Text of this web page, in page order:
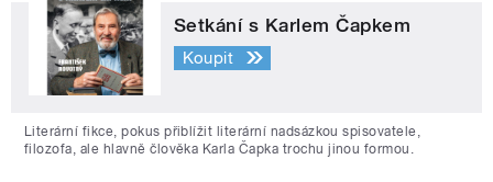
Setkání s Karlem Čapkem
Koupit
Literární fikce, pokus přiblížit literární nadsázkou spisovatele,
filozofa, ale hlavně člověka Karla Čapka trochu jinou formou.